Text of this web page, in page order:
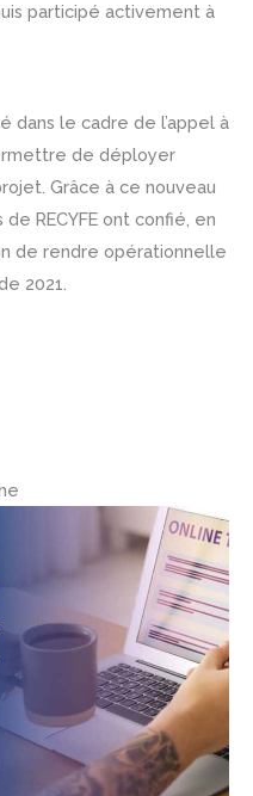
participé activement à
dans le cadre de l’appel à
de déployer
Grâce à ce nouveau
RECYFE ont confié, en
de rendre opérationnelle
2021.